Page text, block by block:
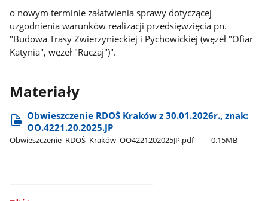
o nowym terminie załatwienia sprawy dotyczącej
uzgodnienia warunków realizacji przedsięwzięcia pn.
"Budowa Trasy Zwierzynieckiej i Pychowickiej (węzeł "Ofiar
Katynia", węzeł "Ruczaj")".
Materiały
Obwieszczenie RDOŚ Kraków z 30.01.2026r., znak:
OO.4221.20.2025.JP
Obwieszczenie​_RDOŚ​_Kraków​_OO4221202025JP.pdf 0.15MB